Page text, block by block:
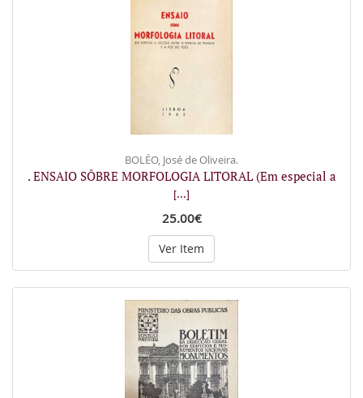
BOLÉO, José de Oliveira.
. ENSAIO SÔBRE MORFOLOGIA LITORAL (Em especial a
[...]
25.00€
Ver Item